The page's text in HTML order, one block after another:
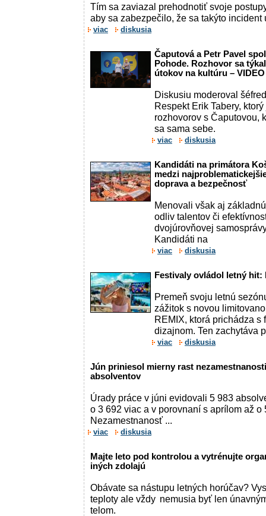
Tím sa zaviazal prehodnotiť svoje
aby sa zabezpečilo, že sa takýto incident
viac diskusia
Čaputová a Petr Pavel
Pohode. Rozhovor sa
útokov na kultúru – VIDEO
Diskusiu moderoval
Respekt Erik Tabery,
rozhovorov s Čaputovou,
sa sama sebe.
viac diskusia
Kandidáti na primátora
medzi
doprava a bezpečnosť
Menovali však aj
odliv talentov či
dvojúrovňovej
Kandidáti na
viac diskusia
Festivaly ovládol letný
Premeň svoju letnú
zážitok s novou
REMIX, ktorá prichádza
dizajnom. Ten zachytáva
viac diskusia
Jún priniesol mierny rast
absolventov
Úrady práce v júni evidovali 5 983
o 3 692 viac a v porovnaní s aprílom až o
Nezamestnanosť ...
viac diskusia
Majte leto pod kontrolou a vytrénujte
iných zdolajú
Obávate sa nástupu letných horúčav?
teploty ale vždy nemusia byť len
telom.